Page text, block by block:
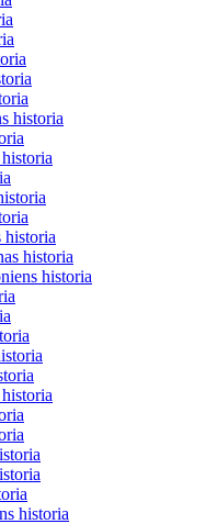
historia
historia
historia
historia
historia